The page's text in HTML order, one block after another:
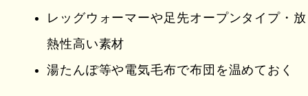
レッグウォーマーや足先オープンタイプ・放
熱性高い素材
湯たんぽ等や電気毛布で布団を温めておく